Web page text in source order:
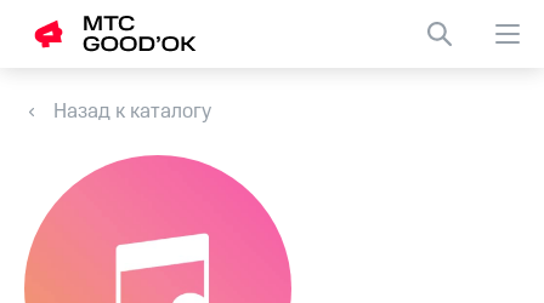
Назад к каталогу